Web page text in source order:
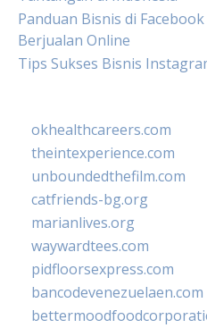
Panduan Bisnis di
Berjualan Online
Tips Sukses Bisnis
okhealthcareers.com
theintexperience.com
unboundedthefilm.com
catfriends-bg.org
marianlives.org
waywardtees.com
pidfloorsexpress.com
bancodevenezuelaen.com